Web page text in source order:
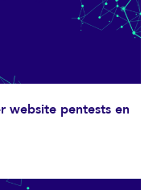
website pentests en